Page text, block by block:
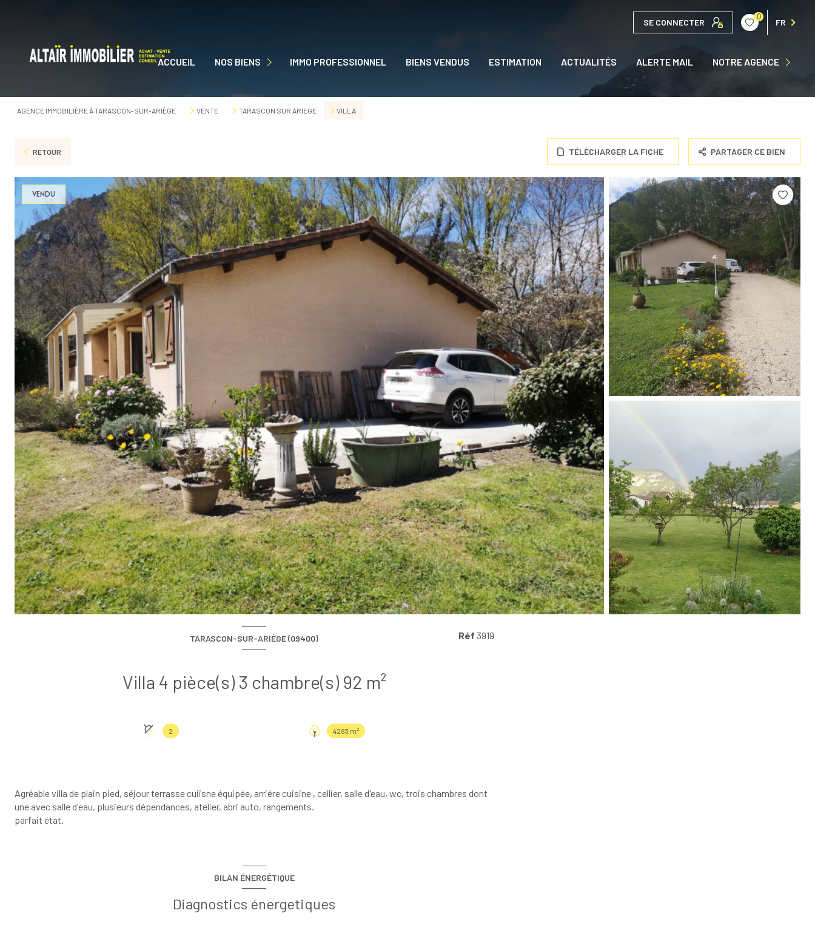
SE CONNECTER
0
FR
ACCUEIL NOS BIENS IMMO PROFESSIONNEL BIENS VENDUS ESTIMATION ACTUALITÉS ALERTE MAIL NOTRE AGENCE
QUI SOMMES NOUS ?
AGENCE IMMOBILIÈRE À TARASCON-SUR-ARIÈGE VENTE TARASCON SUR ARIEGE VILLA
RETOUR TÉLÉCHARGER LA FICHE PARTAGER CE BIEN
VENDU
TARASCON-SUR-ARIÈGE (09400)
Villa 4 pièce(s) 3 chambre(s) 92 m²
2 4283 m²
Réf 3919
Agréable villa de plain pied, séjour terrasse cuiisne équipée, arriére cuisine , cellier, salle d'eau, wc, trois chambres dont
une avec salle d'eau, plusieurs dépendances, atelier, abri auto, rangements.
parfait état.
BILAN ÉNERGÉTIQUE
Diagnostics énergetiques